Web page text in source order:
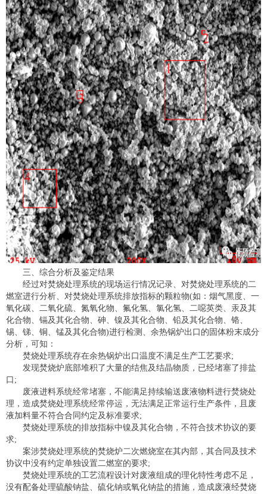
三、综合分析及鉴定结果
经过对焚烧处理系统的现场运行情况记录、对焚烧处理系统的二
燃室进行分析、对焚烧处理系统排放指标的颗粒物(如：烟气黑度、一
氧化碳、二氧化硫、氮氧化物、氟化氢、氯化氢、二噁英类、汞及其
化合物、镉及其化合物、砷、镍及其化合物、铅及其化合物、铬、
锡、锑、铜、锰及其化合物)进行检测、余热锅炉出口的固体粉末成分
分析，可知：
焚烧处理系统存在余热锅炉出口温度不满足生产工艺要求;
发现焚烧炉底部堆积了大量的结焦及结晶物质，已经堵塞了排盐
口;
废液进料系统经常堵塞，不能满足持续输送废液物料进行焚烧处
理，造成焚烧处理系统经常停运，无法满足正常运行生产条件，且废
液加料量不符合合同约定及标准要求;
焚烧处理系统的排放指标中镍及其化合物，不符合技术协议的要
求;
案涉焚烧处理系统的焚烧炉二次燃烧室在其内部，其合同及技术
协议中没有约定单独设置二燃室的要求;
焚烧处理系统的工艺流程设计对废液组成的理化特性考虑不足，
没有配备处理硫酸钠盐、硫化钠或氧化钠盐的措施，造成废液经焚烧